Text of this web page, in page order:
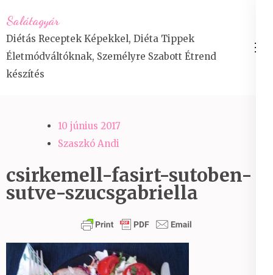
to
content
(Press
Enter)
Salátagyár
Diétás Receptek Képekkel, Diéta Tippek
Életmódváltóknak, Személyre Szabott Étrend
készítés
10 június 2017
Szaszkó Andi
csirkemell-fasirt-sutoben-
sutve-szucsgabriella